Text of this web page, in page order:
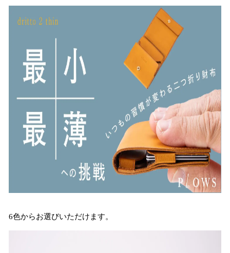
で
6色からお選びいただけます。